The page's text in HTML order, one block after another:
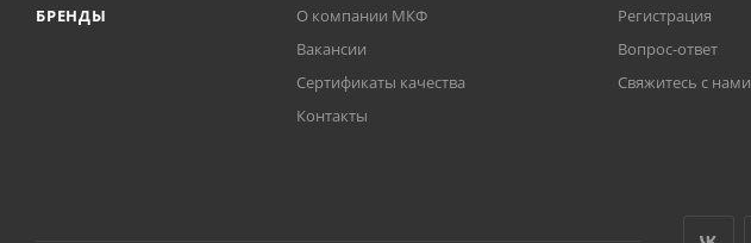
БРЕНДЫ
О компании МКФ
Вакансии
Сертификаты качества
Контакты
Регистрация
Вопрос-ответ
Свяжитесь с нами